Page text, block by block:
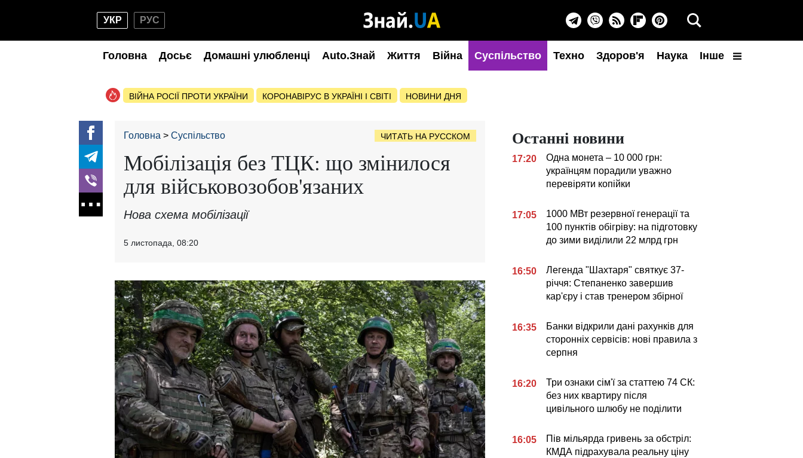
УКР РУС
Головна Досьє Домашні улюбленці Auto.Знай Життя Війна Суспільство Техно Здоров'я Наука Інше
ВІЙНА РОСІЇ ПРОТИ УКРАЇНИ КОРОНАВІРУС В УКРАЇНІ І СВІТІ НОВИНИ ДНЯ
Головна Суспільство ЧИТАТЬ НА РУССКОМ
Мобілізація без ТЦК: що змінилося
для військовозобов'язаних
Нова схема мобілізації
5 листопада, 08:20
Останні новини
17:20
Одна монета – 10 000 грн:
українцям порадили уважно
перевіряти копійки
17:05
1000 МВт резервної генерації та
100 пунктів обігріву: на підготовку
до зими виділили 22 млрд грн
16:50
Легенда "Шахтаря" святкує 37-
річчя: Степаненко завершив
кар'єру і став тренером збірної
16:35
Банки відкрили дані рахунків для
сторонніх сервісів: нові правила з
серпня
16:20
Три ознаки сім'ї за статтею 74 СК:
без них квартиру після
цивільного шлюбу не поділити
16:05
Пів мільярда гривень за обстріл:
КМДА підрахувала реальну ціну